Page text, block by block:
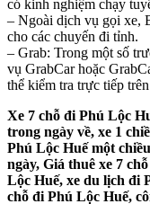
có kinh nghiệm chạy
– Ngoài dịch vụ gọi xe,
cho các chuyến đi tỉnh.
– Grab: Trong một số
vụ GrabCar hoặc
thể kiểm tra trực tiếp
Xe 7 chỗ đi Phú Lộc
trong ngày về, xe 1
Phú Lộc Huế một
ngày, Giá thuê xe 7
Lộc Huế, xe du lịch đi
chỗ đi Phú Lộc Huế,